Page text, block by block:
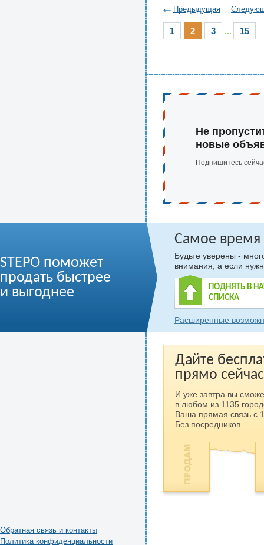
Предыдущая
1 2 3 ... 15
Не
новые
Подпишитесь
STEPO поможет
продать быстрее
и выгоднее
Самое время
Будьте уверены -
внимания, а если
ПОДНЯТЬ В
СПИСКА
Расширенные
Дайте
прямо
И уже завтра вы
в любом из 1135
Ваша прямая связь с
Без посредников.
Обратная связь и контакты
Политика конфиденциальности